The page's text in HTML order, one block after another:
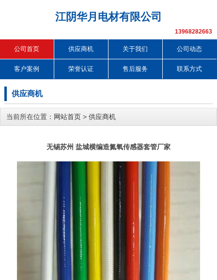
江阴华月电材有限公司
13968282663
公司首页 供应商机 关于我们 公司动态
客户案例 荣誉认证 售后服务 联系方式
供应商机
当前所在位置： 网站首页 > 供应商机
无锡苏州 盐城横编造氮氧传感器套管厂家